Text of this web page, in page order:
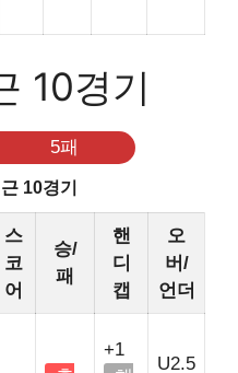
10경기
5패
10경기
스
코
어
승/
패
핸
디
캡
오
버/
언더
+1
U2.5